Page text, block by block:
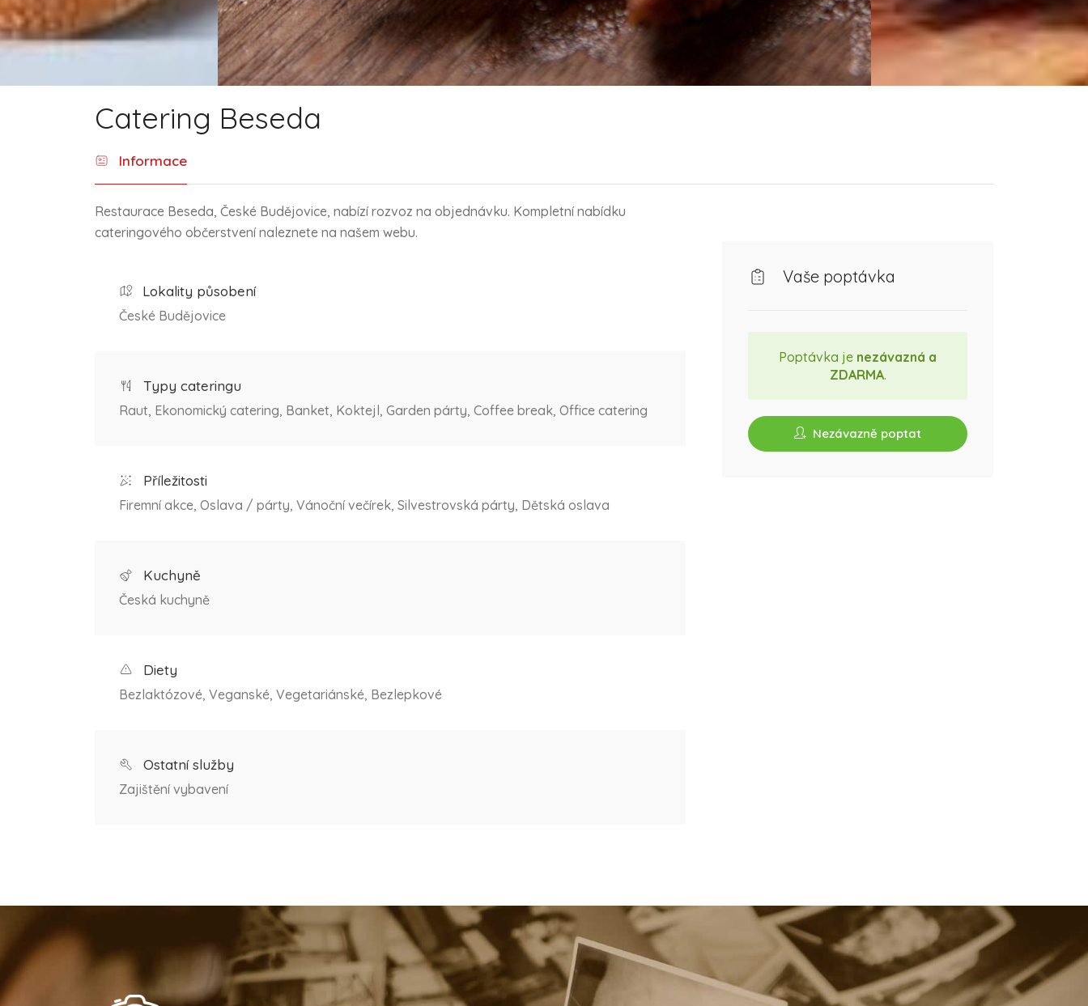
Catering Beseda
Informace
Restaurace Beseda, České Budějovice, nabízí rozvoz na objednávku. Kompletní nabídku
cateringového občerstvení naleznete na našem webu.
Lokality působení
České Budějovice
Typy cateringu
Raut, Ekonomický catering, Banket, Koktejl, Garden párty, Coffee break, Office catering
Příležitosti
Firemní akce, Oslava / párty, Vánoční večírek, Silvestrovská párty, Dětská oslava
Kuchyně
Česká kuchyně
Diety
Bezlaktózové, Veganské, Vegetariánské, Bezlepkové
Ostatní služby
Zajištění vybavení
Vaše poptávka
Poptávka je nezávazná a
ZDARMA.
Nezávazně poptat